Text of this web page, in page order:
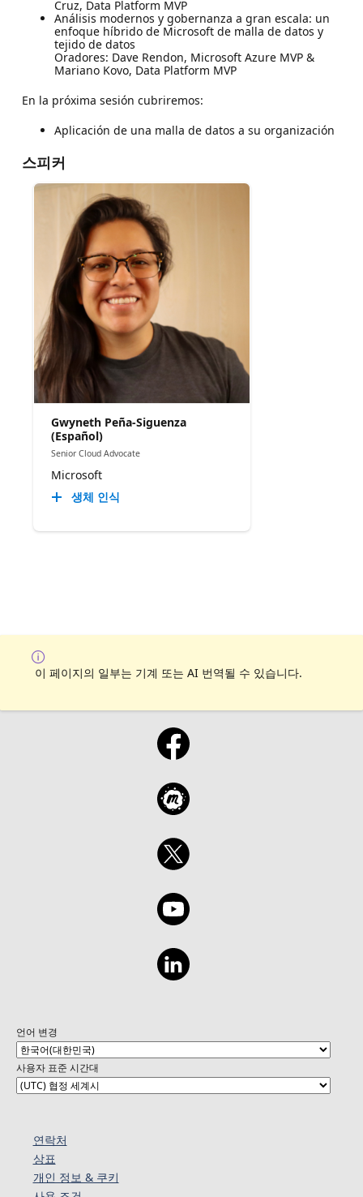
Cruz, Data Platform MVP
Análisis modernos y gobernanza a gran escala: un
enfoque híbrido de Microsoft de malla de datos y
tejido de datos
Oradores: Dave Rendon, Microsoft Azure MVP &
Mariano Kovo, Data Platform MVP
En la próxima sesión cubriremos:
Aplicación de una malla de datos a su organización
스피커
Gwyneth Peña-Siguenza
(Español)
Senior Cloud Advocate
Microsoft
생체 인식
이 페이지의 일부는 기계 또는 AI 번역될 수 있습니다.
언어 변경
사용자 표준 시간대
연락처
상표
개인 정보 & 쿠키